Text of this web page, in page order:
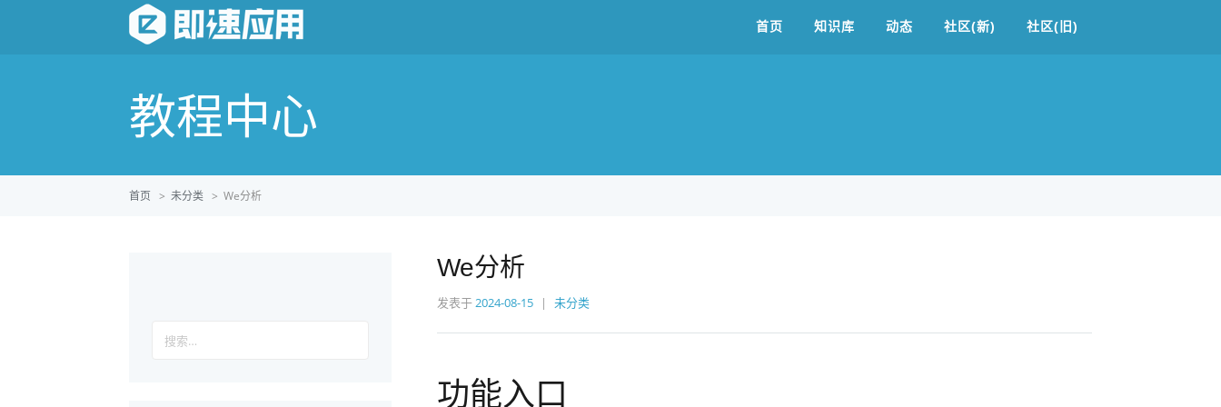
首页 知识库 动态 社区(新) 社区(旧)
教程中心
首页 > 未分类 > We分析
We分析
发表于2024-08-15 未分类
功能入口
索：